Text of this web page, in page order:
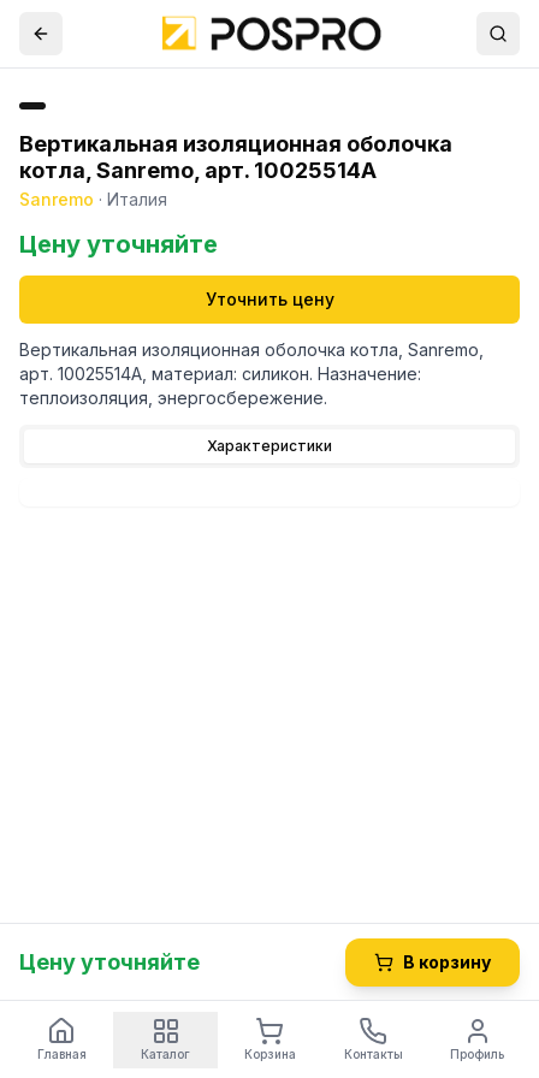
Вертикальная изоляционная оболочка
котла, Sanremo, арт. 10025514A
Sanremo · Италия
Цену уточняйте
Уточнить цену
Вертикальная изоляционная оболочка котла, Sanremo,
арт. 10025514A, материал: силикон. Назначение:
теплоизоляция, энергосбережение.
Характеристики
Цену уточняйте В корзину
Главная Каталог Корзина Контакты Профиль